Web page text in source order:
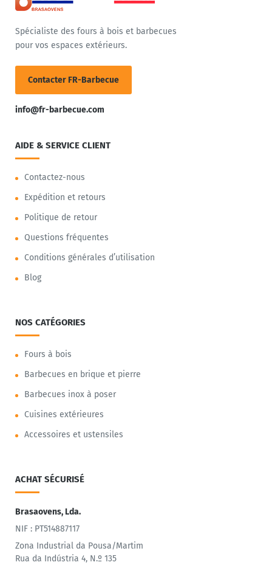
Spécialiste des fours à bois et barbecues
pour vos espaces extérieurs.
Contacter FR-Barbecue
info@fr-barbecue.com
AIDE & SERVICE CLIENT
Contactez-nous
Expédition et retours
Politique de retour
Questions fréquentes
Conditions générales d’utilisation
Blog
NOS CATÉGORIES
Fours à bois
Barbecues en brique et pierre
Barbecues inox à poser
Cuisines extérieures
Accessoires et ustensiles
ACHAT SÉCURISÉ
Brasaovens, Lda.
NIF : PT514887117
Zona Industrial da Pousa/Martim
Rua da Indústria 4, N.º 135